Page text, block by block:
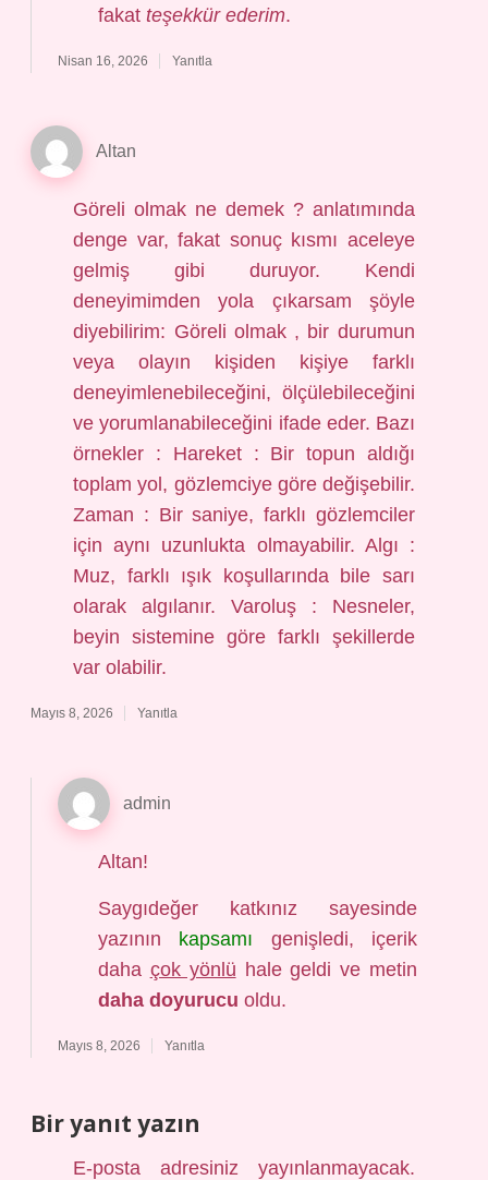
fakat teşekkür ederim.
Nisan 16, 2026 Yanıtla
Altan
Göreli olmak ne demek ? anlatımında
denge var, fakat sonuç kısmı aceleye
gelmiş gibi duruyor. Kendi
deneyimimden yola çıkarsam şöyle
diyebilirim: Göreli olmak , bir durumun
veya olayın kişiden kişiye farklı
deneyimlenebileceğini, ölçülebileceğini
ve yorumlanabileceğini ifade eder. Bazı
örnekler : Hareket : Bir topun aldığı
toplam yol, gözlemciye göre değişebilir.
Zaman : Bir saniye, farklı gözlemciler
için aynı uzunlukta olmayabilir. Algı :
Muz, farklı ışık koşullarında bile sarı
olarak algılanır. Varoluş : Nesneler,
beyin sistemine göre farklı şekillerde
var olabilir.
Mayıs 8, 2026 Yanıtla
admin
Altan!
Saygıdeğer katkınız sayesinde
yazının kapsamı genişledi, içerik
daha çok yönlü hale geldi ve metin
daha doyurucu oldu.
Mayıs 8, 2026 Yanıtla
Bir yanıt yazın
E-posta adresiniz yayınlanmayacak.